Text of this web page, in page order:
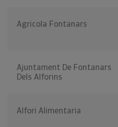
Agricola Fontanars
Ajuntament De Fontanars
Dels Alforins
Alfori Alimentaria